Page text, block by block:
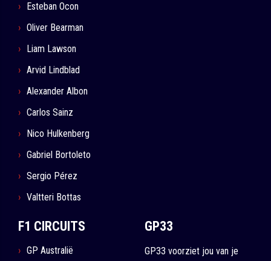
Esteban Ocon
Oliver Bearman
Liam Lawson
Arvid Lindblad
Alexander Albon
Carlos Sainz
Nico Hulkenberg
Gabriel Bortoleto
Sergio Pérez
Valtteri Bottas
F1 CIRCUITS
GP Australië
GP33
GP33 voorziet jou van je